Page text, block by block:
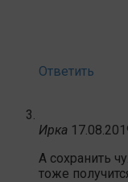
Ответить
Ирка
А сохранить
тоже